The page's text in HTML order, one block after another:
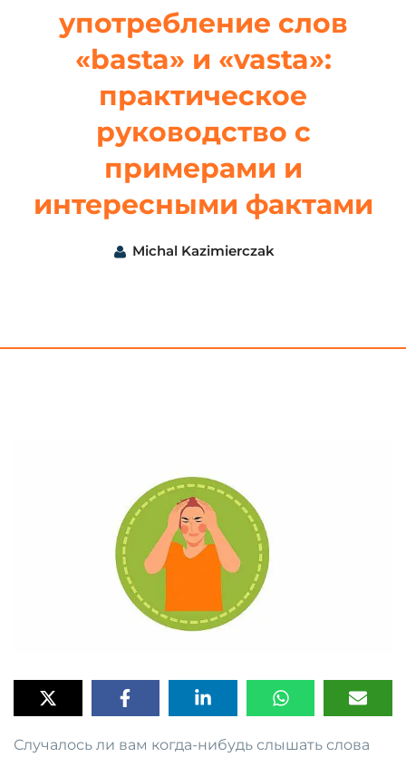
употребление слов
«basta» и «vasta»:
практическое
руководство с
примерами и
интересными фактами
Michal Kazimierczak
Случалось ли вам когда-нибудь слышать слова